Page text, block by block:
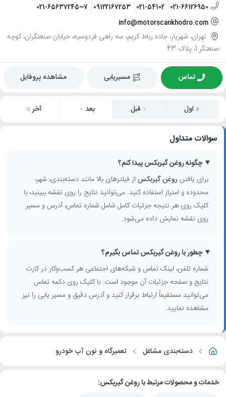
021-66126950
021-54102
09122167253
021-65637245~7
info@motorscankhodro.com
تهران، شهریار، جاده رباط کریم، سه راهی فردوسیه، خیابان صنعتگران، کوچه
صنعتگر 1، پلاک 43
تماس مسیریابی مشاهده پروفایل
اول قبل بعد آخر
سوالات متداول
چگونه روغن گیربکس پیدا کنم؟
برای یافتن روغن گیربکس از فیلترهای بالا مانند دسته‌بندی، شهر،
محدوده و امتیاز استفاده کنید. می‌توانید نتایج را روی نقشه ببینید، با
کلیک روی هر نتیجه جزئیات کامل شامل شماره تماس، آدرس و مسیر
روی نقشه نمایش داده می‌شود.
چطور با روغن گیربکس تماس بگیرم؟
شماره تلفن، لینک تماس و شبکه‌های اجتماعی هر کسب‌وکار در کارت
نتایج و صفحه جزئیات آن موجود است. با کلیک روی دکمه تماس
می‌توانید مستقیماً ارتباط برقرار کنید و آدرس دقیق و مسیر یابی را نیز
مشاهده نمایید.
دسته‌بندی مشاغل تعمیرگاه و تون آپ خودرو
خدمات و محصولات مرتبط با روغن گیربکس: